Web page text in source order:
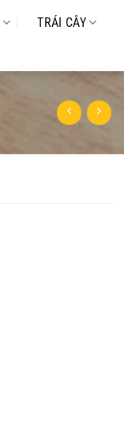
TRÁI CÂY